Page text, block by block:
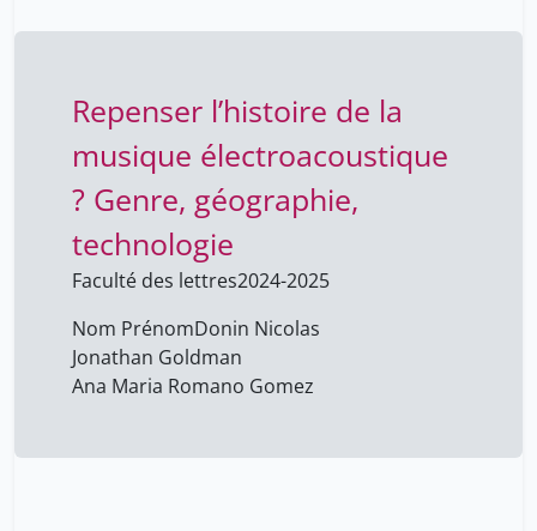
Repenser l’histoire de la
musique électroacoustique
? Genre, géographie,
technologie
Faculté des lettres2024-2025
Nom PrénomDonin Nicolas
Jonathan Goldman
Ana Maria Romano Gomez